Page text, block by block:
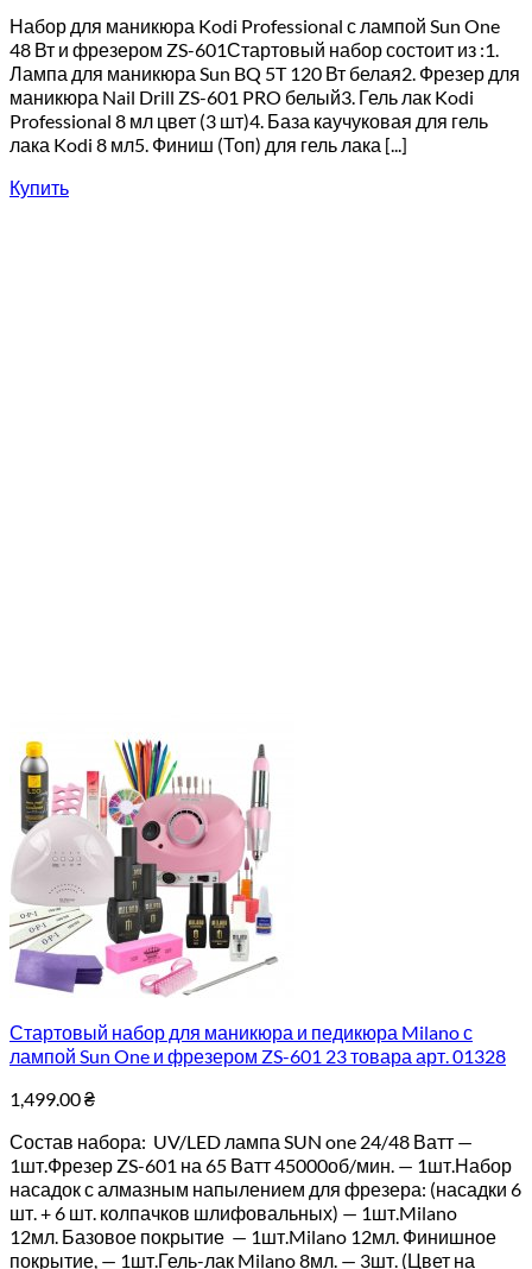
Набор для маникюра Kodi Professional с лампой Sun One
48 Вт и фрезером ZS-601Стартовый набор состоит из :1.
Лампа для маникюра Sun BQ 5T 120 Вт белая2. Фрезер для
маникюра Nail Drill ZS-601 PRO белый3. Гель лак Kodi
Professional 8 мл цвет (3 шт)4. База каучуковая для гель
лака Kodi 8 мл5. Финиш (Топ) для гель лака [...]
Купить
Стартовый набор для маникюра и педикюра Milano с
лампой Sun One и фрезером ZS-601 23 товара арт. 01328
1,499.00₴
Состав набора: UV/LED лампа SUN one 24/48 Ватт —
1шт.Фрезер ZS-601 на 65 Ватт 45000об/мин. — 1шт.Набор
насадок с алмазным напылением для фрезера: (насадки 6
шт. + 6 шт. колпачков шлифовальных) — 1шт.Milano
12мл. Базовое покрытие — 1шт.Milano 12мл. Финишное
покрытие, — 1шт.Гель-лак Milano 8мл. — 3шт. (Цвет на